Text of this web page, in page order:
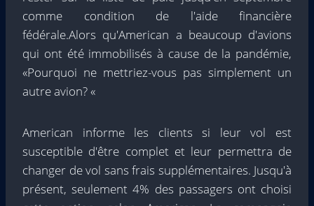
comme condition de l'aide financière
fédérale.Alors qu'American a beaucoup d'avions
qui ont été immobilisés à cause de la pandémie,
«Pourquoi ne mettriez-vous pas simplement un
autre avion? «
American informe les clients si leur vol est
susceptible d'être complet et leur permettra de
changer de vol sans frais supplémentaires. Jusqu'à
présent, seulement 4% des passagers ont choisi